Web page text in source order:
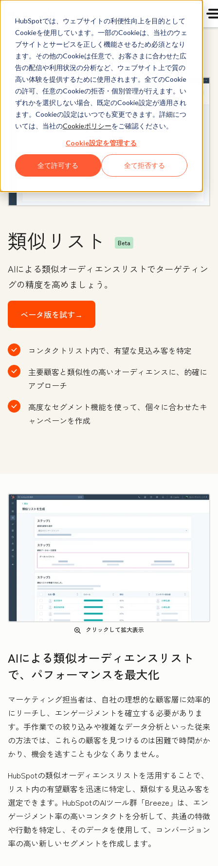
HubSpotでは、ウェブサイトの利便性向上を目的として
Cookieを使用しています。一部のCookieは、当社のウェ
ブサイトとサービスを正しく機能させるため必須となり
ます。その他のCookieは任意で、お客さまに合わせた広
告の配信や利用状況の分析など、ウェブサイト上で質の
高い体験を提供するために使用されます。全てのCookie
の許可、任意のCookieの拒否・個別管理が行えます。い
ずれかを選択しない場合、既定のCookie設定が適用され
ます。Cookieの設定はいつでも変更できます。詳細につ
いては、当社のCookieポリシーをご確認ください。
Cookie設定を管理する
全て許可する 全て拒否する
Marketing Hub
類似リスト Beta
AIによる類似オーディエンスリストでターゲティン
グの精度を高めましょう。
ベータ版を試す→
コンタクトリスト内で、有望な見込み客を特定
主要顧客と類似性の高いオーディエンスに、的確に
アプローチ
高度なセグメント機能を使って、個々に合わせたキ
ャンペーンを作成
クリックして拡大表示
AIによる類似オーディエンスリスト
で、パフォーマンスを最大化
マーケティング担当者は、自社の理想的な顧客層に効率的
にリーチし、エンゲージメントを確立する必要がありま
す。手作業での絞り込みや複雑なデータ分析といった従来
の方法では、これらの顧客を見つけるのは困難で時間がか
かり、機会を逃すことも少なくありません。
HubSpotの類似オーディエンスリストを活用することで、
リスト内の有望顧客を迅速に特定し、類似する見込み客を
選定できます。HubSpotのAIツール群「Breeze」は、エン
ゲージメント率の高いコンタクトを分析して、共通の特徴
や行動を特定し、そのデータを使用して、コンバージョン
率の高い新しいセグメントを作成します。